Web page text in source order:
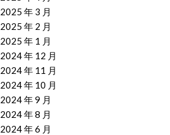
2025 年 3 月
2025 年 2 月
2025 年 1 月
2024 年 12 月
2024 年 11 月
2024 年 10 月
2024 年 9 月
2024 年 8 月
2024 年 6 月